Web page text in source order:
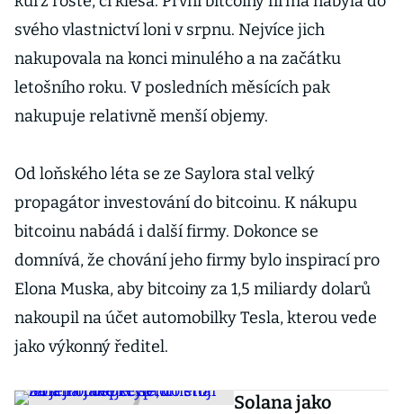
svého vlastnictví loni v srpnu. Nejvíce jich
nakupovala na konci minulého a na začátku
letošního roku. V posledních měsících pak
nakupuje relativně menší objemy.
Od loňského léta se ze Saylora stal velký
propagátor investování do bitcoinu. K nákupu
bitcoinu nabádá i další firmy. Dokonce se
domnívá, že chování jeho firmy bylo inspirací pro
Elona Muska, aby bitcoiny za 1,5 miliardy dolarů
nakoupil na účet automobilky Tesla, kterou vede
jako výkonný ředitel.
Solana jako